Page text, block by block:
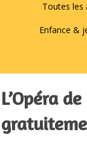
Toutes les
Enfance &
L’Opéra